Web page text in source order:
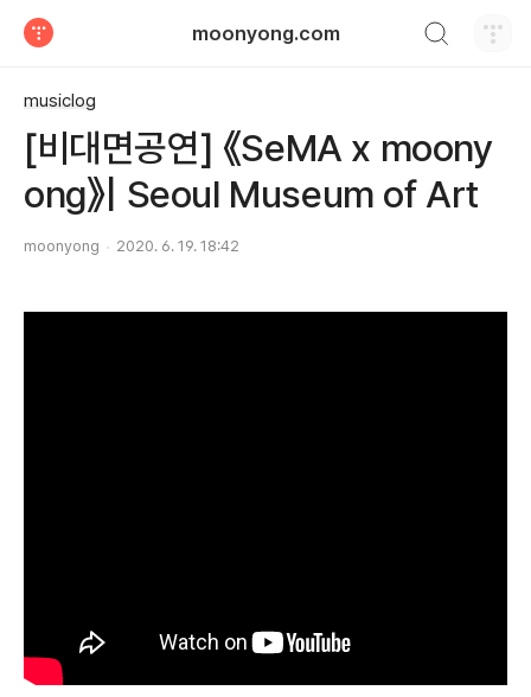
moonyong.com
musiclog
[비대면공연] 《SeMA x moony
ong》| Seoul Museum of Art
moonyong 2020. 6. 19. 18:42